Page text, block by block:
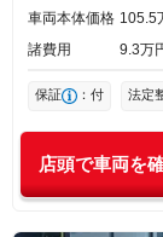
車両本体価格 105 5
諸費用
9 3万
保証 ：付 法定
店頭で車両を